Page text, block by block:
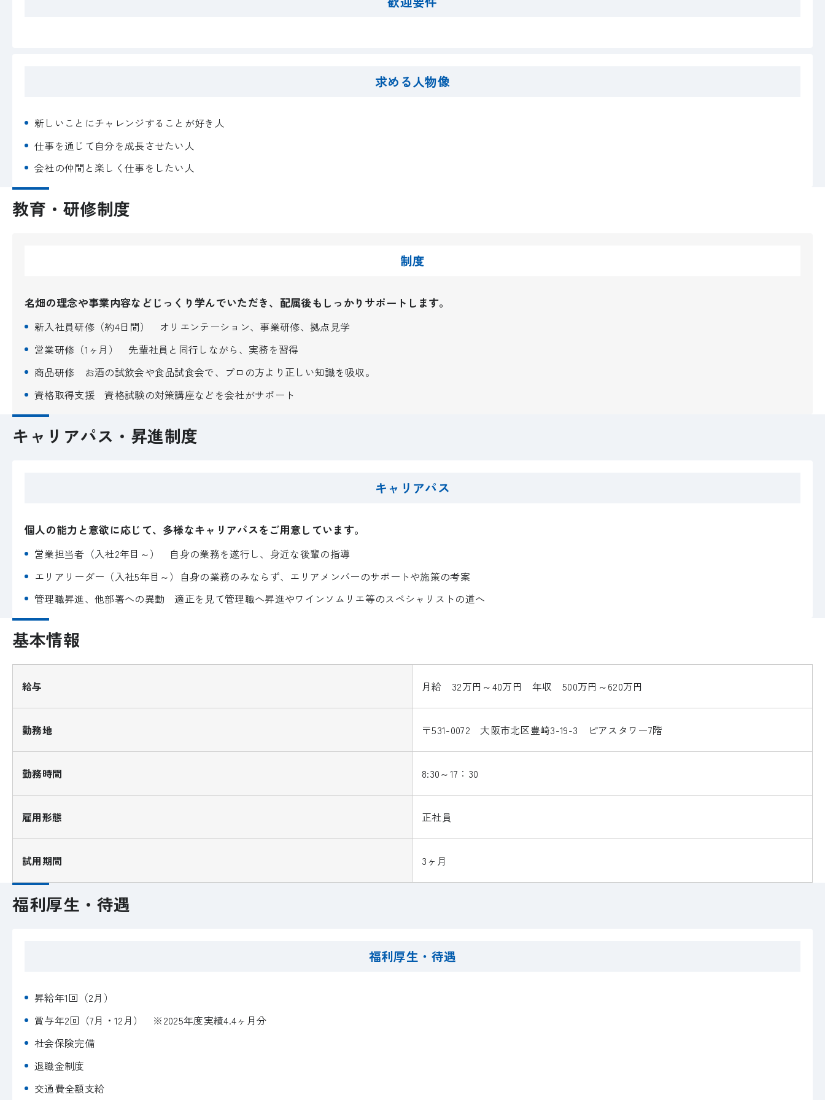
求める人物像
新しいことにチャレンジすることが好き人
仕事を通じて自分を成長させたい人
会社の仲間と楽しく仕事をしたい人
教育・研修制度
制度
名畑の理念や事業内容などじっくり学んでいただき、配属後もしっかりサポートします。
新入社員研修（約4日間） オリエンテーション、事業研修、拠点見学
営業研修（1ヶ月） 先輩社員と同行しながら、実務を習得
商品研修 お酒の試飲会や食品試食会で、プロの方より正しい知識を吸収。
資格取得支援 資格試験の対策講座などを会社がサポート
キャリアパス・昇進制度
キャリアパス
個人の能力と意欲に応じて、多様なキャリアパスをご用意しています。
営業担当者（入社2年目～） 自身の業務を遂行し、身近な後輩の指導
エリアリーダー（入社5年目～）自身の業務のみならず、エリアメンバーのサポートや施策の考案
管理職昇進、他部署への異動 適正を見て管理職へ昇進やワインソムリエ等のスペシャリストの道へ
基本情報
給与 月給 32万円～40万円 年収 500万円～620万円
勤務地 〒531-0072 大阪市北区豊崎3-19-3 ピアスタワー7階
勤務時間 8:30～17：30
雇用形態 正社員
試用期間 3ヶ月
福利厚生・待遇
福利厚生・待遇
昇給年1回（2月）
賞与年2回（7月・12月） ※2025年度実績4.4ヶ月分
社会保険完備
退職金制度
交通費全額支給